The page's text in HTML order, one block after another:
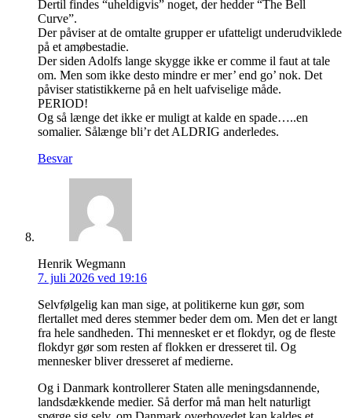
Dertil findes “uheldigvis” noget, der hedder “The Bell
Curve”.
Der påviser at de omtalte grupper er ufatteligt underudviklede
på et amøbestadie.
Der siden Adolfs lange skygge ikke er comme il faut at tale
om. Men som ikke desto mindre er mer’ end go’ nok. Det
påviser statistikkerne på en helt uafviselige måde.
PERIOD!
Og så længe det ikke er muligt at kalde en spade…..en
somalier. Sålænge bli’r det ALDRIG anderledes.
Besvar
Henrik Wegmann
7. juli 2026 ved 19:16
Selvfølgelig kan man sige, at politikerne kun gør, som
flertallet med deres stemmer beder dem om. Men det er langt
fra hele sandheden. Thi mennesket er et flokdyr, og de fleste
flokdyr gør som resten af flokken er dresseret til. Og
mennesker bliver dresseret af medierne.
Og i Danmark kontrollerer Staten alle meningsdannende,
landsdækkende medier. Så derfor må man helt naturligt